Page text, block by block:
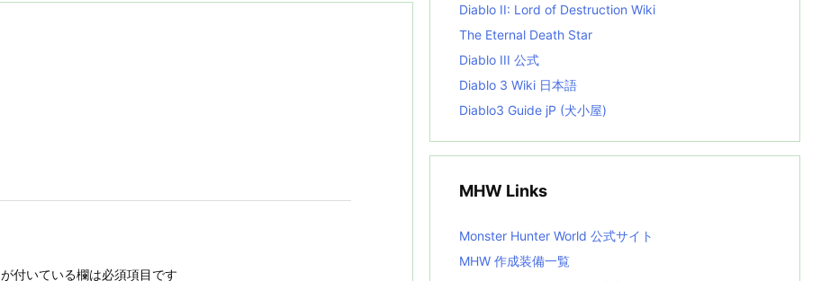
が付いている欄は必須項目です
Diablo II: Lord of Destruction Wiki
The Eternal Death Star
Diablo III 公式
Diablo 3 Wiki 日本語
Diablo3 Guide jP (犬小屋)
MHW Links
Monster Hunter World 公式サイト
MHW 作成装備一覧